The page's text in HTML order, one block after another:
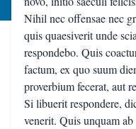
Nihil nec offensae nec
quis quaesiverit unde
respondebo. Quis
factum, ex quo suum
proverbium fecerat, aut
Si libuerit respondere,
venerit. Quis unquam